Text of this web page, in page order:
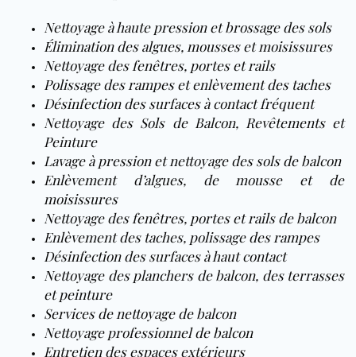
Nettoyage à haute pression et brossage des sols
Élimination des algues, mousses et moisissures
Nettoyage des fenêtres, portes et rails
Polissage des rampes et enlèvement des taches
Désinfection des surfaces à contact fréquent
Nettoyage des Sols de Balcon, Revêtements et
Peinture
Lavage à pression et nettoyage des sols de balcon
Enlèvement d’algues, de mousse et de
moisissures
Nettoyage des fenêtres, portes et rails de balcon
Enlèvement des taches, polissage des rampes
Désinfection des surfaces à haut contact
Nettoyage des planchers de balcon, des terrasses
et peinture
Services de nettoyage de balcon
Nettoyage professionnel de balcon
Entretien des espaces extérieurs